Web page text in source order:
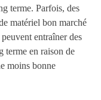
terme. Parfois, des
matériel bon marché
entraîner des
terme en raison de
moins bonne